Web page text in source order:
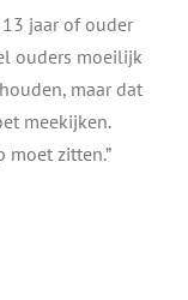
jaar of ouder
ouders moeilijk
maar dat
meekijken.
moet zitten.”